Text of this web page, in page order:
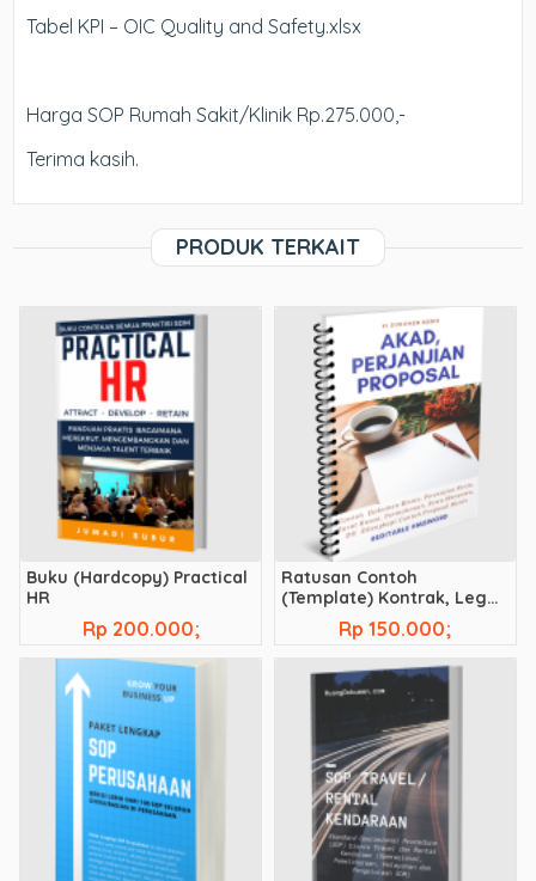
Tabel KPI – OIC Quality and Safety.xlsx
Harga SOP Rumah Sakit/Klinik Rp.275.000,-
Terima kasih.
PRODUK TERKAIT
Buku (Hardcopy) Practical
HR
Rp 200.000;
Ratusan Contoh
(Template) Kontrak, Legal,
Akad, Perjanjian Bisnis, dll
Rp 150.000;